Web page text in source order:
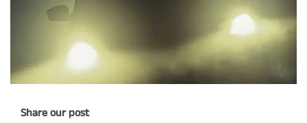
Share our post